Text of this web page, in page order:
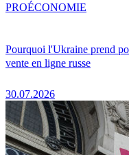
Pourquoi l'Ukraine prend
vente en ligne russe
30.07.2026
PROÉCONOMIE